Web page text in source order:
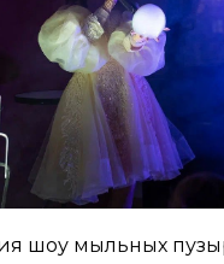
шоу мыльных